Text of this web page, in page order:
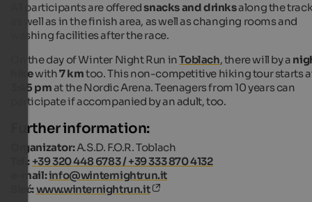
All participants are offeredsnacks and drinksalong the
as well as in the finish area, as well as changing rooms and
washing facilities after the race.
On the day of Winter Night Run inToblach, there will by a
hikewith7 kmtoo. This non-competitive hiking tour starts
3:45 pmat the Nordic Arena. Teenagers from 10 years can
participate if accompanied by an adult, too.
Further information:
Organizator:A.S.D. F.O.R. Toblach
Tel.: +39 320 448 6783 / +39 333 870 4132
e-mail:info@winternightrun.it
Sieć:www.winternightrun.it